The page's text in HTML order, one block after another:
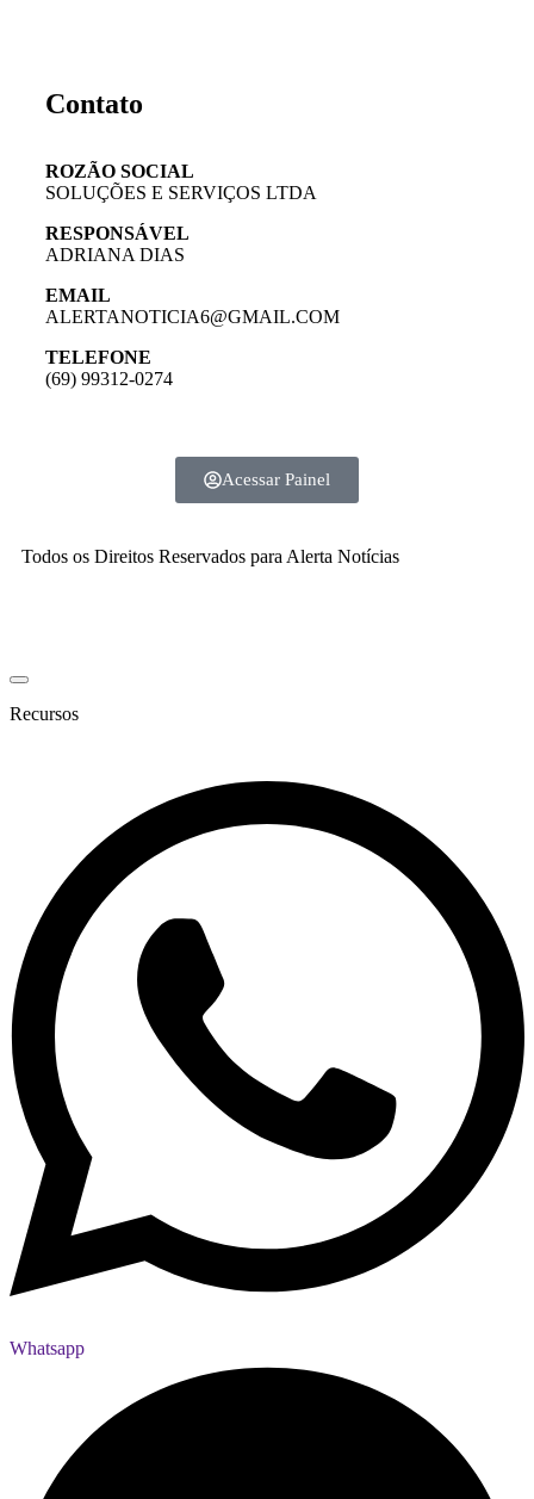
Contato
ROZÃO SOCIAL
SOLUÇÕES E SERVIÇOS LTDA
RESPONSÁVEL
ADRIANA DIAS
EMAIL
ALERTANOTICIA6@GMAIL.COM
TELEFONE
(69) 99312-0274
Acessar Painel
Todos os Direitos Reservados para Alerta Notícias
Recursos
Whatsapp